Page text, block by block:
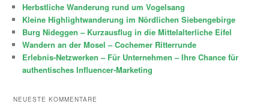
Herbstliche Wanderung rund um Vogelsang
Kleine Highlightwanderung im Nördlichen Siebengebirge
Burg Nideggen – Kurzausflug in die Mittelalterliche Eifel
Wandern an der Mosel – Cochemer Ritterrunde
Erlebnis-Netzwerken – Für Unternehmen – Ihre Chance für
authentisches Influencer-Marketing
NEUESTE KOMMENTARE